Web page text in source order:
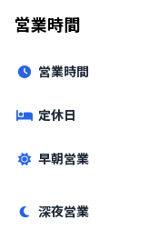
営業時間
営業時間
定休日
早朝営業
深夜営業